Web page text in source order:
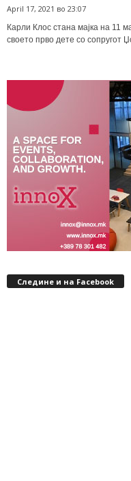
April 17, 2021 во 23:07
Карли Клос стана мајка на 11
своето прво дете со сопругот
Следине и на Facebook